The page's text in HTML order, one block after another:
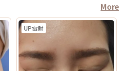
More
UP雷射